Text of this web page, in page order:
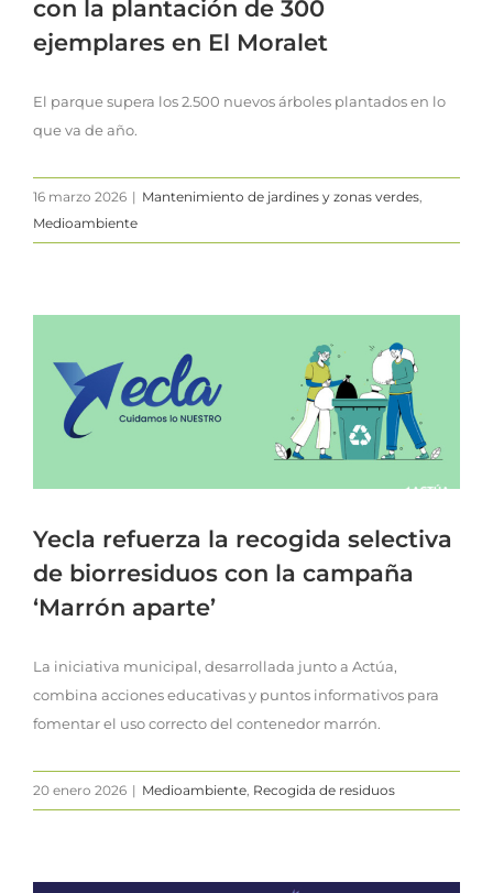
con la plantación de 300
ejemplares en El Moralet
El parque supera los 2.500 nuevos árboles plantados en lo
que va de año.
16 marzo 2026 | Mantenimiento de jardines y zonas verdes,
Medioambiente
Yecla refuerza la recogida selectiva
de biorresiduos con la campaña
‘Marrón aparte’
La iniciativa municipal, desarrollada junto a Actúa,
combina acciones educativas y puntos informativos para
fomentar el uso correcto del contenedor marrón.
20 enero 2026 | Medioambiente Recogida de residuos